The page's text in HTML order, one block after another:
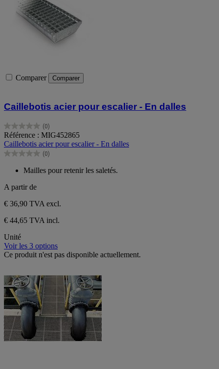
Comparer Comparer
Caillebotis acier pour escalier - En dalles
(0)
0.0
sur
5
étoiles.
Référence : MIG452865
Caillebotis acier pour escalier - En dalles
(0)
0.0
étoiles.
Mailles pour retenir les saletés.
A partir de
€ 36,90 TVA excl.
€ 44,65 TVA incl.
Unité
Voir les 3 options
Ce produit n'est pas disponible actuellement.